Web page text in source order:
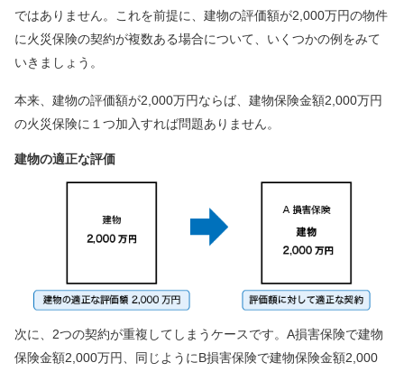
ではありません。これを前提に、建物の評価額が2,000万円の物件
に火災保険の契約が複数ある場合について、いくつかの例をみて
いきましょう。
本来、建物の評価額が2,000万円ならば、建物保険金額2,000万円
の火災保険に１つ加入すれば問題ありません。
建物の適正な評価
次に、2つの契約が重複してしまうケースです。A損害保険で建物
保険金額2,000万円、同じようにB損害保険で建物保険金額2,000